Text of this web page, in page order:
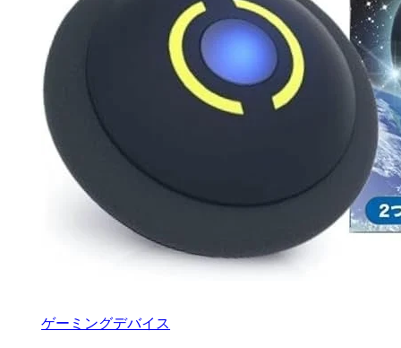
ゲーミングデバイス